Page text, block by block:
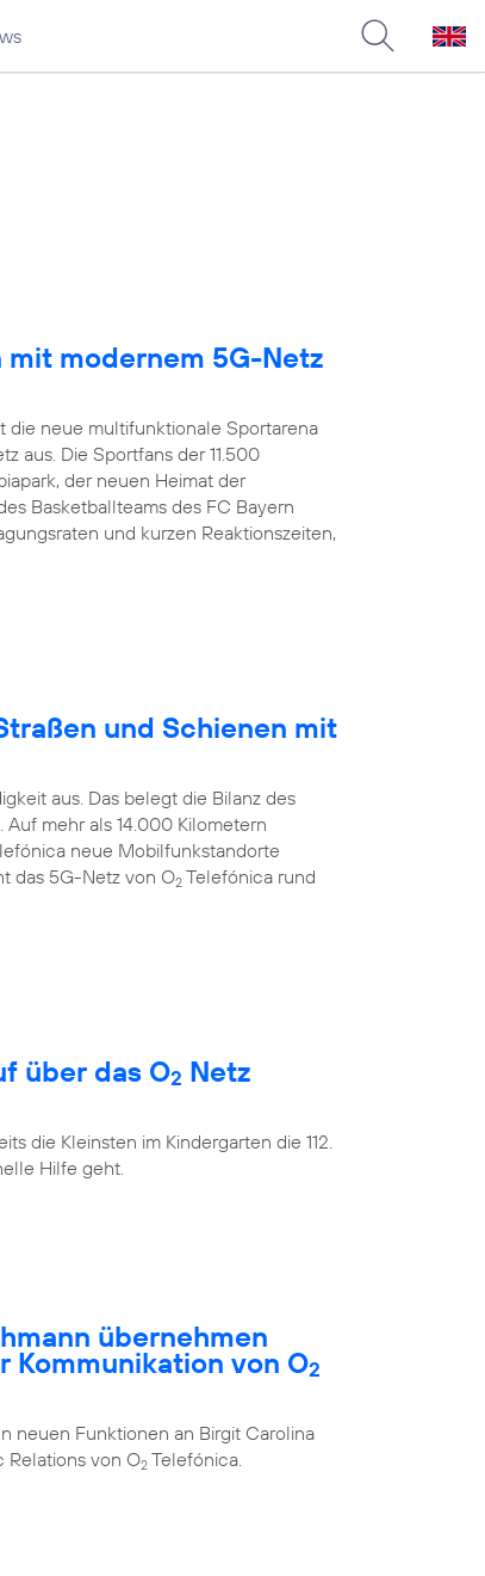
modernem 5G-Netz
die neue multifunktionale Sportarena
aus. Die Sportfans der 11.500
der neuen Heimat der
Basketballteams des FC Bayern
und kurzen Reaktionszeiten,
und Schienen mit
aus. Das belegt die Bilanz des
mehr als 14.000 Kilometern
neue Mobilfunkstandorte
das 5G-Netz von O2 Telefónica rund
über das O2 Netz
die Kleinsten im Kindergarten die 112.
Hilfe geht.
übernehmen
Kommunikation von O2
neuen Funktionen an Birgit Carolina
Relations von O2 Telefónica.